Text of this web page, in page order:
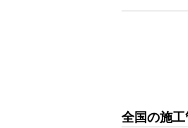
全国の施